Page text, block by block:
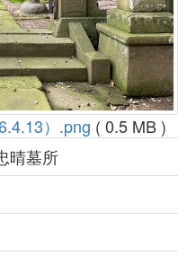
）.png ( 0.5 MB )
晴墓所